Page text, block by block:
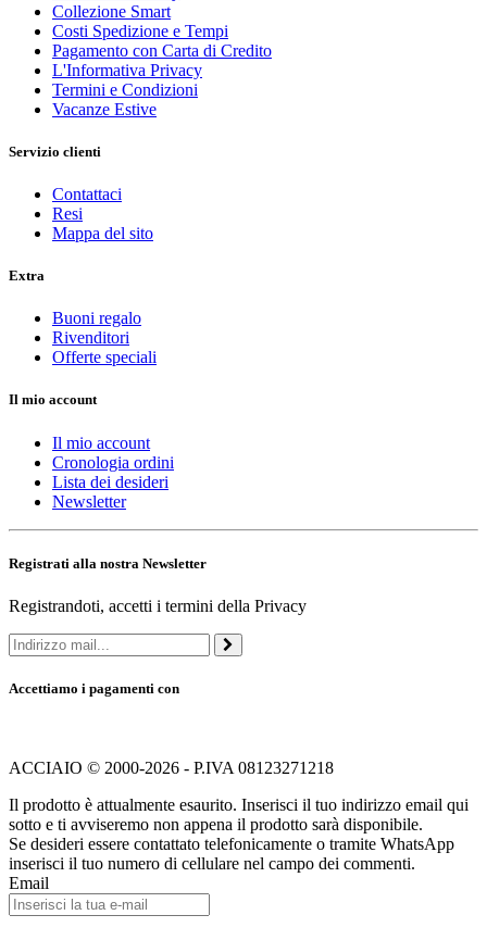
Collezione Smart
Costi Spedizione e Tempi
Pagamento con Carta di Credito
L'Informativa Privacy
Termini e Condizioni
Vacanze Estive
Servizio clienti
Contattaci
Resi
Mappa del sito
Extra
Buoni regalo
Rivenditori
Offerte speciali
Il mio account
Il mio account
Cronologia ordini
Lista dei desideri
Newsletter
Registrati alla nostra Newsletter
Registrandoti, accetti i termini della Privacy
Accettiamo i pagamenti con
ACCIAIO © 2000-2026 - P.IVA 08123271218
Il prodotto è attualmente esaurito. Inserisci il tuo indirizzo email qui
sotto e ti avviseremo non appena il prodotto sarà disponibile.
Se desideri essere contattato telefonicamente o tramite WhatsApp
inserisci il tuo numero di cellulare nel campo dei commenti.
Email